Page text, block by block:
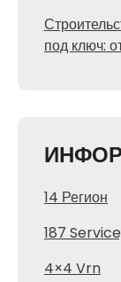
под ключ:
14 Регион
187
4×4 Vrn